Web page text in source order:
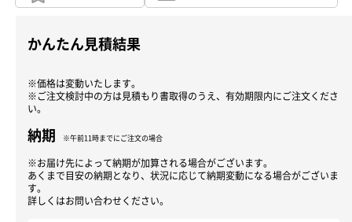
かんたん見積結果
※価格は変動いたします。
※ご注文検討中の方は見積もり書取得のうえ、有効期限内にご注文くださ
い。
納期 ※午前11時までにご注文の場合
※お届け先によって納期が加算される場合がございます。
あくまで目安の納期となり、状況に応じて納期変動になる場合がございま
す。
詳しくはお問い合わせください。